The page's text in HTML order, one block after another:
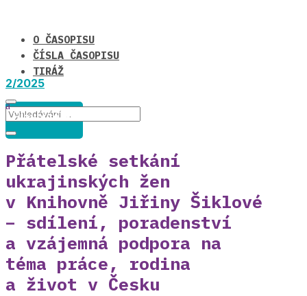
O ČASOPISU
ČÍSLA ČASOPISU
TIRÁŽ
2/2025
Hlavní téma
Přátelské setkání
ukrajinských žen
v Knihovně Jiřiny Šiklové
– sdílení, poradenství
a vzájemná podpora na
téma práce, rodina
a život v Česku